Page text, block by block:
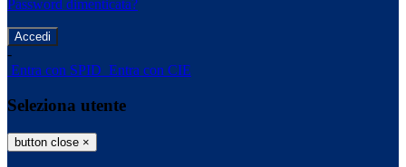
Password dimenticata?
-
Entra con SPID Entra con CIE
Seleziona utente
button close ×